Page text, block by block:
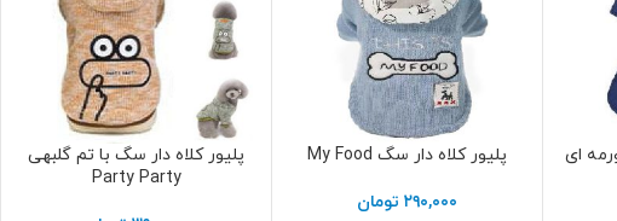
انتخاب گزینه ها
پلیور کلاه دار سگ My Food
۲۹۰,۰۰۰ تومان
انتخاب گزینه ها
پلیور کلاه دار سگ با تم گلبهی
Party Party